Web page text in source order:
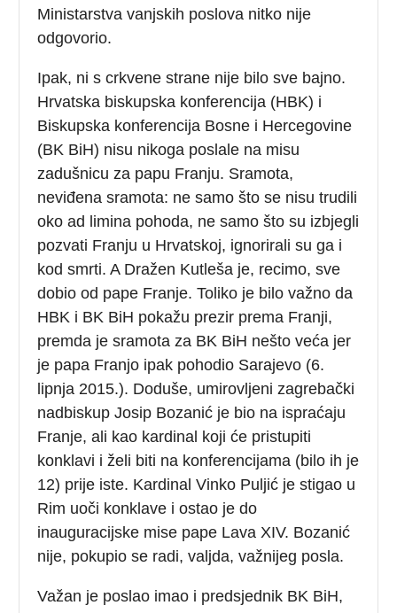
Ministarstva vanjskih poslova nitko nije
odgovorio.
Ipak, ni s crkvene strane nije bilo sve bajno.
Hrvatska biskupska konferencija (HBK) i
Biskupska konferencija Bosne i Hercegovine
(BK BiH) nisu nikoga poslale na misu
zadušnicu za papu Franju. Sramota,
neviđena sramota: ne samo što se nisu trudili
oko ad limina pohoda, ne samo što su izbjegli
pozvati Franju u Hrvatskoj, ignorirali su ga i
kod smrti. A Dražen Kutleša je, recimo, sve
dobio od pape Franje. Toliko je bilo važno da
HBK i BK BiH pokažu prezir prema Franji,
premda je sramota za BK BiH nešto veća jer
je papa Franjo ipak pohodio Sarajevo (6.
lipnja 2015.). Doduše, umirovljeni zagrebački
nadbiskup Josip Bozanić je bio na ispraćaju
Franje, ali kao kardinal koji će pristupiti
konklavi i želi biti na konferencijama (bilo ih je
12) prije iste. Kardinal Vinko Puljić je stigao u
Rim uoči konklave i ostao je do
inauguracijske mise pape Lava XIV. Bozanić
nije, pokupio se radi, valjda, važnijeg posla.
Važan je poslao imao i predsjednik BK BiH,